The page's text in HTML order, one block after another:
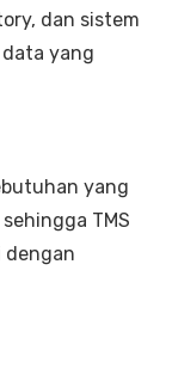
dan sistem
yang
yang
TMS
dengan